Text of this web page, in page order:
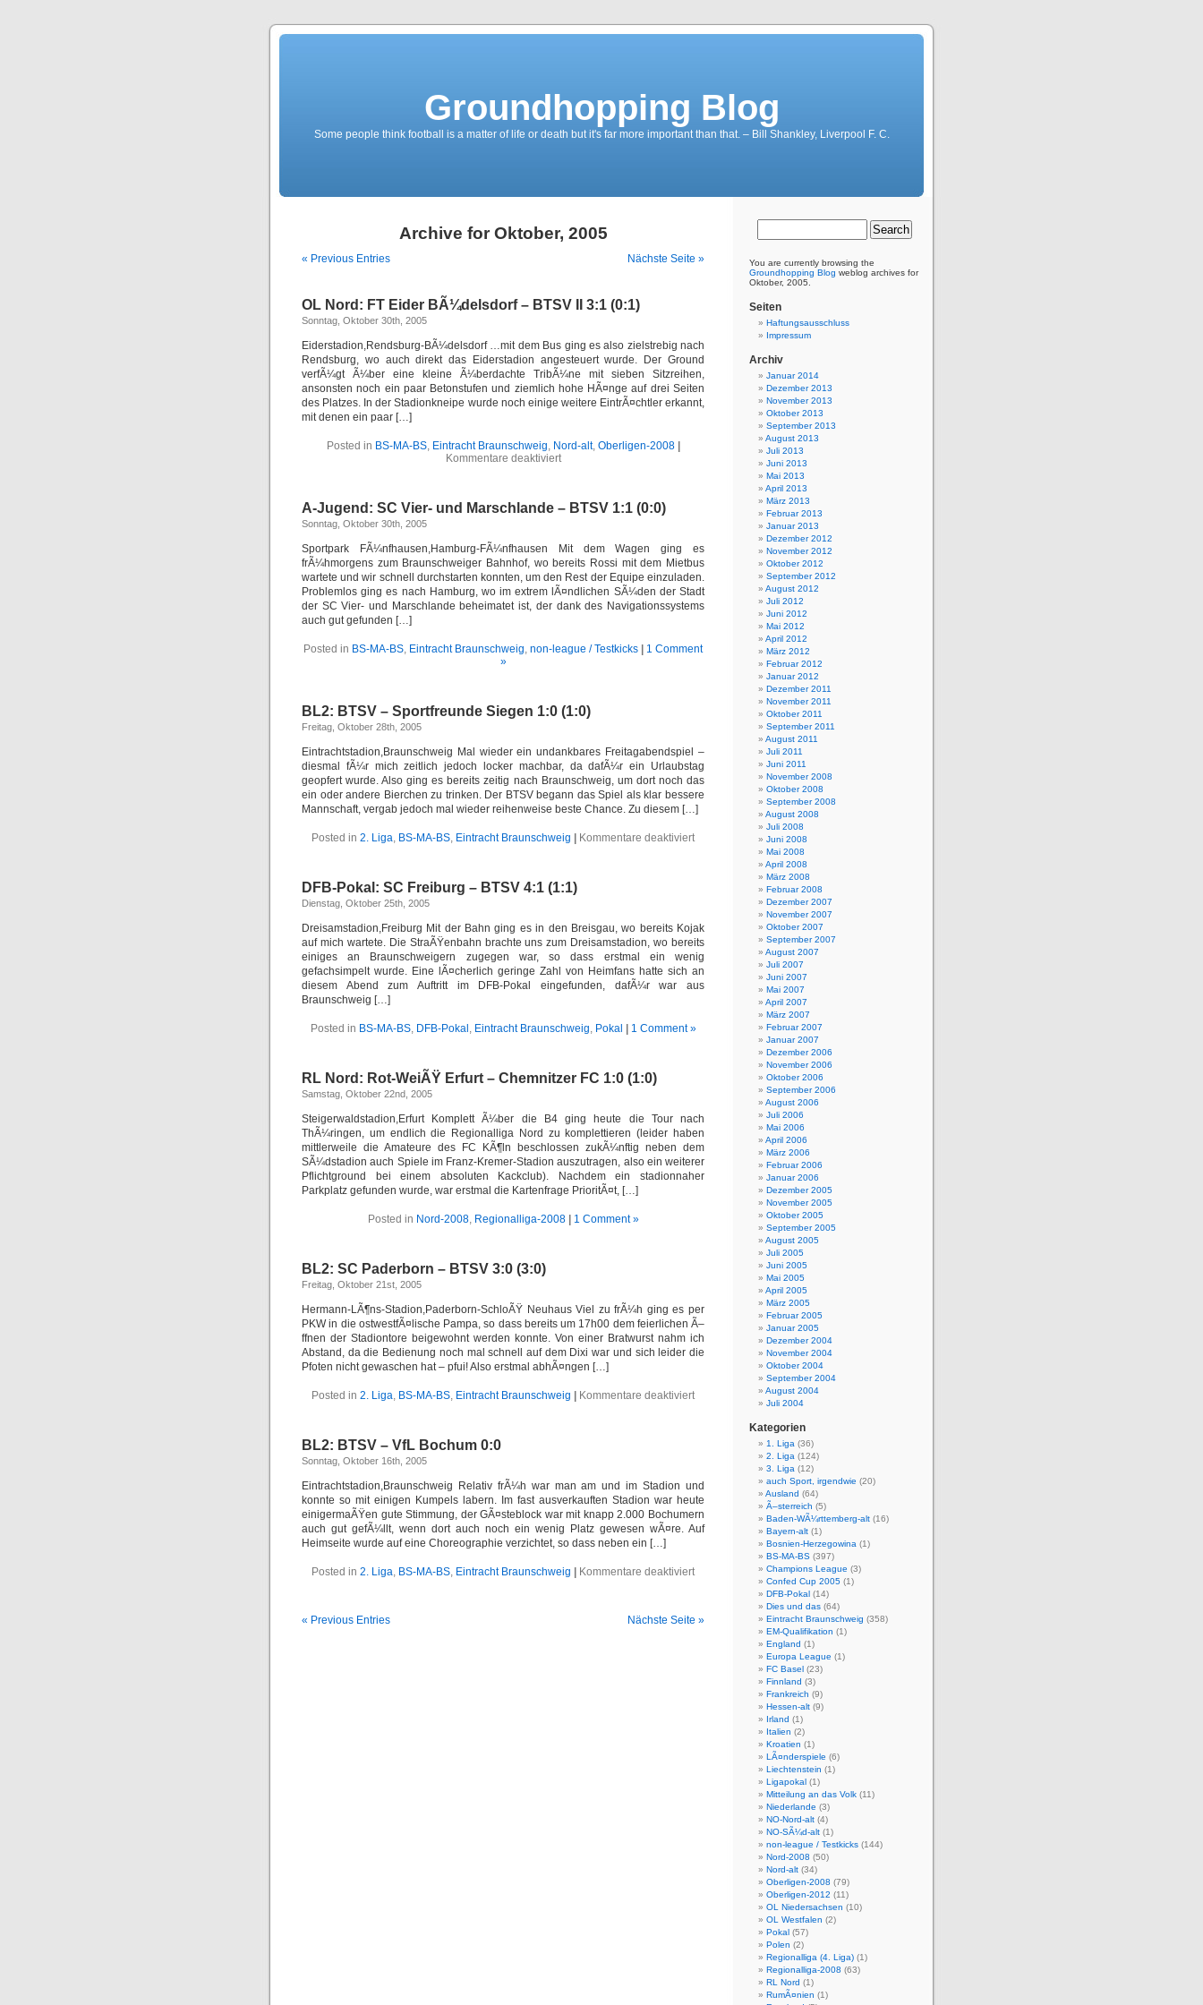
Groundhopping Blog
Some people think football is a matter of life or death but it's far more important than that. – Bill Shankley, Liverpool F. C.
Archive for Oktober, 2005
« Previous Entries Nächste Seite »
OL Nord: FT Eider BÃ¼delsdorf – BTSV II 3:1 (0:1)
Sonntag, Oktober 30th, 2005
Eiderstadion,Rendsburg-BÃ¼delsdorf …mit dem Bus ging es also zielstrebig nach
Rendsburg, wo auch direkt das Eiderstadion angesteuert wurde. Der Ground
verfÃ¼gt Ã¼ber eine kleine Ã¼berdachte TribÃ¼ne mit sieben Sitzreihen,
ansonsten noch ein paar Betonstufen und ziemlich hohe HÃ¤nge auf drei Seiten
des Platzes. In der Stadionkneipe wurde noch einige weitere EintrÃ¤chtler erkannt,
mit denen ein paar […]
Posted in BS-MA-BS, Eintracht Braunschweig, Nord-alt, Oberligen-2008
Kommentare deaktiviertfür
Eider
BTSV
II
3:1
(0:1)
A-Jugend: SC Vier- und Marschlande – BTSV 1:1 (0:0)
Sonntag, Oktober 30th, 2005
Sportpark FÃ¼nfhausen,Hamburg-FÃ¼nfhausen Mit dem Wagen ging es
frÃ¼hmorgens zum Braunschweiger Bahnhof, wo bereits Rossi mit dem Mietbus
wartete und wir schnell durchstarten konnten, um den Rest der Equipe einzuladen.
Problemlos ging es nach Hamburg, wo im extrem lÃ¤ndlichen SÃ¼den der Stadt
der SC Vier- und Marschlande beheimatet ist, der dank des Navigationssystems
auch gut gefunden […]
Posted in BS-MA-BS, Eintracht Braunschweig, non-league / Testkicks
1 Comment
»
BL2: BTSV – Sportfreunde Siegen 1:0 (1:0)
Freitag, Oktober 28th, 2005
Eintrachtstadion,Braunschweig Mal wieder ein undankbares Freitagabendspiel –
diesmal fÃ¼r mich zeitlich jedoch locker machbar, da dafÃ¼r ein Urlaubstag
geopfert wurde. Also ging es bereits zeitig nach Braunschweig, um dort noch das
ein oder andere Bierchen zu trinken. Der BTSV begann das Spiel als klar bessere
Mannschaft, vergab jedoch mal wieder reihenweise beste Chance. Zu diesem […]
Posted in 2. Liga, BS-MA-BS, Eintracht Braunschweig Kommentare deaktiviertfür
(1:0)
DFB-Pokal: SC Freiburg – BTSV 4:1 (1:1)
Dienstag, Oktober 25th, 2005
Dreisamstadion,Freiburg Mit der Bahn ging es in den Breisgau, wo bereits Kojak
auf mich wartete. Die StraÃŸenbahn brachte uns zum Dreisamstadion, wo bereits
einiges an Braunschweigern zugegen war, so dass erstmal ein wenig
gefachsimpelt wurde. Eine lÃ¤cherlich geringe Zahl von Heimfans hatte sich an
diesem Abend zum Auftritt im DFB-Pokal eingefunden, dafÃ¼r war aus
Braunschweig […]
Posted in BS-MA-BS, DFB-Pokal , Eintracht Braunschweig, Pokal 1 Comment »
RL Nord: Rot-WeiÃŸ Erfurt – Chemnitzer FC 1:0 (1:0)
Samstag, Oktober 22nd, 2005
Steigerwaldstadion,Erfurt Komplett Ã¼ber die B4 ging heute die Tour nach
ThÃ¼ringen, um endlich die Regionalliga Nord zu komplettieren (leider haben
mittlerweile die Amateure des FC KÃ¶ln beschlossen zukÃ¼nftig neben dem
SÃ¼dstadion auch Spiele im Franz-Kremer-Stadion auszutragen, also ein weiterer
Pflichtground bei einem absoluten Kackclub). Nachdem ein stadionnaher
Parkplatz gefunden wurde, war erstmal die Kartenfrage PrioritÃ¤t, […]
Posted in Nord-2008, Regionalliga-2008 1 Comment »
BL2: SC Paderborn – BTSV 3:0 (3:0)
Freitag, Oktober 21st, 2005
Hermann-LÃ¶ns-Stadion,Paderborn-SchloÃŸ Neuhaus Viel zu frÃ¼h ging es per
PKW in die ostwestfÃ¤lische Pampa, so dass bereits um 17h00 dem feierlichen Ã–
ffnen der Stadiontore beigewohnt werden konnte. Von einer Bratwurst nahm ich
Abstand, da die Bedienung noch mal schnell auf dem Dixi war und sich leider die
Pfoten nicht gewaschen hat – pfui! Also erstmal abhÃ¤ngen […]
Posted in 2. Liga, BS-MA-BS, Eintracht Braunschweig Kommentare deaktiviertfür
(3:0)
BL2: BTSV – VfL Bochum 0:0
Sonntag, Oktober 16th, 2005
Eintrachtstadion,Braunschweig Relativ frÃ¼h war man am und im Stadion und
konnte so mit einigen Kumpels labern. Im fast ausverkauften Stadion war heute
einigermaÃŸen gute Stimmung, der GÃ¤steblock war mit knapp 2.000 Bochumern
auch gut gefÃ¼llt, wenn dort auch noch ein wenig Platz gewesen wÃ¤re. Auf
Heimseite wurde auf eine Choreographie verzichtet, so dass neben ein […]
Posted in 2. Liga, BS-MA-BS, Eintracht Braunschweig Kommentare deaktiviertfür
VfL
« Previous Entries Nächste Seite »
You are currently browsing the
Groundhopping Blog weblog archives for
Oktober, 2005.
Seiten
Haftungsausschluss
Impressum
Archiv
Januar 2014
Dezember 2013
November 2013
Oktober 2013
September 2013
August 2013
Juli 2013
Juni 2013
Mai 2013
April 2013
März 2013
Februar 2013
Januar 2013
Dezember 2012
November 2012
Oktober 2012
September 2012
August 2012
Juli 2012
Juni 2012
Mai 2012
April 2012
März 2012
Februar 2012
Januar 2012
Dezember 2011
November 2011
Oktober 2011
September 2011
August 2011
Juli 2011
Juni 2011
November 2008
Oktober 2008
September 2008
August 2008
Juli 2008
Juni 2008
Mai 2008
April 2008
März 2008
Februar 2008
Dezember 2007
November 2007
Oktober 2007
September 2007
August 2007
Juli 2007
Juni 2007
Mai 2007
April 2007
März 2007
Februar 2007
Januar 2007
Dezember 2006
November 2006
Oktober 2006
September 2006
August 2006
Juli 2006
Mai 2006
April 2006
März 2006
Februar 2006
Januar 2006
Dezember 2005
November 2005
Oktober 2005
September 2005
August 2005
Juli 2005
Juni 2005
Mai 2005
April 2005
März 2005
Februar 2005
Januar 2005
Dezember 2004
November 2004
Oktober 2004
September 2004
August 2004
Juli 2004
Kategorien
1. Liga (36)
2. Liga (124)
3. Liga (12)
auch Sport, irgendwie (20)
Ausland (64)
Ã–sterreich (5)
Baden-WÃ¼rttemberg-alt (16)
Bayern-alt (1)
Bosnien-Herzegowina (1)
BS-MA-BS (397)
Champions League (3)
Confed Cup 2005 (1)
DFB-Pokal (14)
Dies und das (64)
Eintracht Braunschweig (358)
EM-Qualifikation (1)
England (1)
Europa League (1)
FC Basel (23)
Finnland (3)
Frankreich (9)
Hessen-alt (9)
Irland (1)
Italien (2)
Kroatien (1)
LÃ¤nderspiele (6)
Liechtenstein (1)
Ligapokal (1)
Mitteilung an das Volk (11)
Niederlande (3)
NO-Nord-alt (4)
NO-SÃ¼d-alt (1)
non-league / Testkicks (144)
Nord-2008 (50)
Nord-alt (34)
Oberligen-2008 (79)
Oberligen-2012 (11)
OL Niedersachsen (10)
OL Westfalen (2)
Pokal (57)
Polen (2)
Regionalliga (4. Liga) (1)
Regionalliga-2008 (63)
RL Nord (1)
RumÃ¤nien (1)